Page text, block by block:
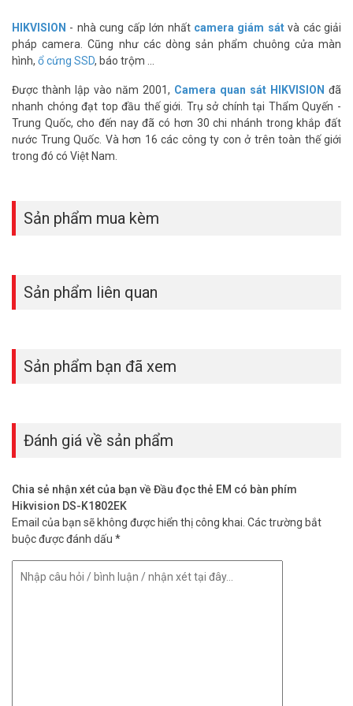
chóng và an toàn. Việc lắp đặt bộ kiểm soát vào ra là phương án tối
ưu nhất vừa giúp bạn tiết kiệm chi phí vừa theo dõi được toàn bộ
quá trình làm việc của nhân viên. Vuhoangtelecom với hơn 15 kinh
nghiệm chuyên cung cấp các giải pháp camera an ninh, máy chấm
công, khóa cửa thông minh của các hãng sản xuất nổi tiếng trên
thế giới tại Việt Nam. Đến với chúng tôi bạn sẽ được trải nghiệm
những sảm phẩm chính hãng chất lượng 100% cùng với những
dịch vụ hậu mãi tốt nhất.
Đặt mua hàng Online ngay Hikvision DS-K1802EK mới nhất, xin vui
khảo thêm hình ảnh tại
HIKVISION - nhà cung cấp lớn nhất camera giám sátvà các giải
pháp camera. Cũng như các dòng sản phẩm chuông cửa màn
hình, ổ cứng SSD, báo trộm ...
Được thành lập vào năm 2001, Camera quan sát HIKVISION đã
nhanh chóng đạt top đầu thế giới. Trụ sở chính tại Thẩm Quyến -
Trung Quốc, cho đến nay đã có hơn 30 chi nhánh trong khắp đất
nước Trung Quốc. Và hơn 16 các công ty con ở trên toàn thế giới
trong đó có Việt Nam.
Sản phẩm mua kèm
Sản phẩm liên quan
Sản phẩm bạn đã xem
Đánh giá về sản phẩm
Chia sẻ nhận xét của bạn về Đầu đọc thẻ EM có bàn phím
Hikvision DS-K1802EK
Email của bạn sẽ không được hiển thị công khai. Các trường bắt
buộc được đánh dấu *